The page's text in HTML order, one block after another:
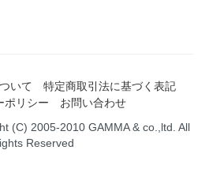
いて
特定商取引法に基づく表記
ポリシー
お問い合わせ
(C) 2005-2010 GAMMA & co.,ltd. All
Reserved